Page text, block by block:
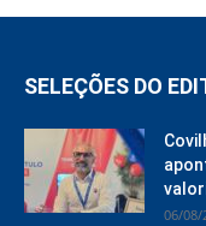
SELEÇÕES DO
06/08/